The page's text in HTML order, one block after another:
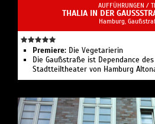
AUFFÜHRUNGEN /
THALIA IN DER
Hamburg,
Premiere: Die Vegetarierin
Die Gaußstraße ist Dependance
Stadtteiltheater von Hamburg